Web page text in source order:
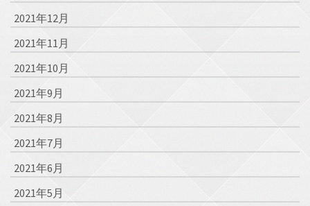
2021年12月
2021年11月
2021年10月
2021年9月
2021年8月
2021年7月
2021年6月
2021年5月